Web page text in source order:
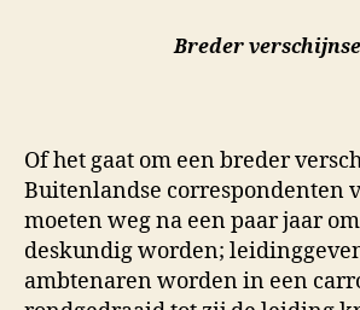
Breder
Of het gaat om een breder
Buitenlandse correspondenten
moeten weg na een paar jaar
deskundig worden;
ambtenaren worden in een